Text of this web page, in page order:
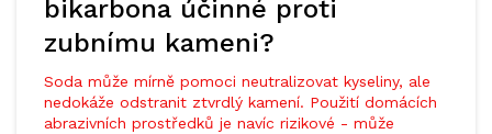
bikarbona účinné proti
zubnímu kameni?
Soda může mírně pomoci neutralizovat kyseliny, ale
nedokáže odstranit ztvrdlý kamení. Použití domácích
abrazivních prostředků je navíc rizikové - může